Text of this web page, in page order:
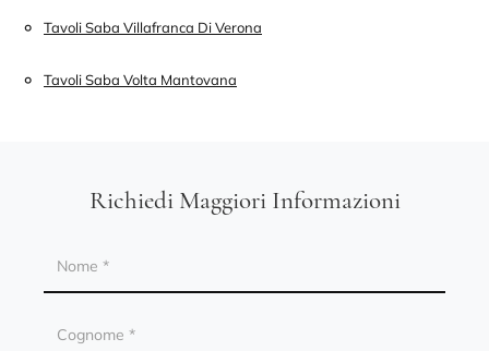
Tavoli Saba Villafranca Di Verona
Tavoli Saba Volta Mantovana
Richiedi Maggiori Informazioni